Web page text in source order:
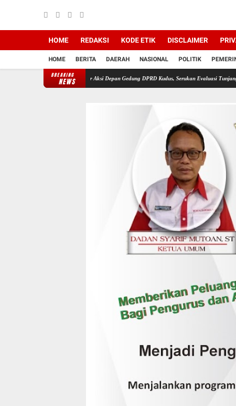
HOME REDAKSI KODE ETIK DISCLAIMER
HOME BERITA DAERAH NASIONAL POLITIK
BREAKING
NEWS
Rakyat Kudus Gelar Aksi Depan Gedung DPRD Kudus, Serukan Evaluasi Tunjangan DPRD